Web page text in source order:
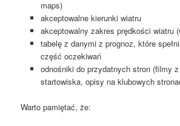
maps)
akceptowalne kierunki wiatru
akceptowalny zakres prędkości wiatru
tabelę z danymi z prognoz, które
część oczekiwań
odnośniki do przydatnych stron (filmy
startowiska, opisy na klubowych
Warto pamiętać, że: